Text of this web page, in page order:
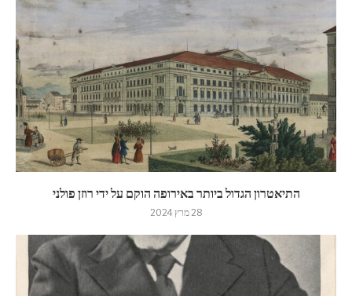
התיאטרון הגדול ביותר באירופה הוקם על ידי רוזן פולני
28 מרץ 2024